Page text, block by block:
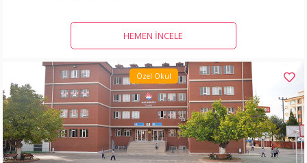
HEMEN İNCELE
Özel Okul